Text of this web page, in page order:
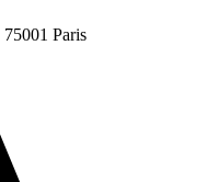
75001 Paris